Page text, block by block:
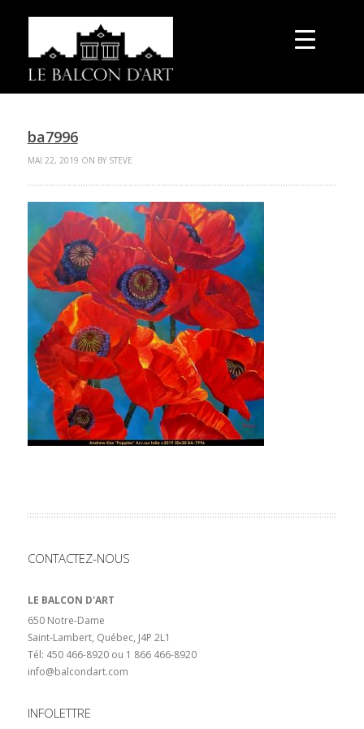
ba7996
MAI 22, 2019 ON BY STEVE
CONTACTEZ-NOUS
LE BALCON D'ART
650 Notre-Dame
Saint-Lambert, Québec, J4P 2L1
Tél: 450 466-8920 ou 1 866 466-8920
info@balcondart.com
INFOLETTRE